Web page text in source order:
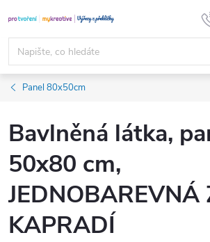
na
obsah
Panel 80x50cm
Bavlněná látka,
50x80 cm,
JEDNOBAREVNÁ
KAPRADÍ